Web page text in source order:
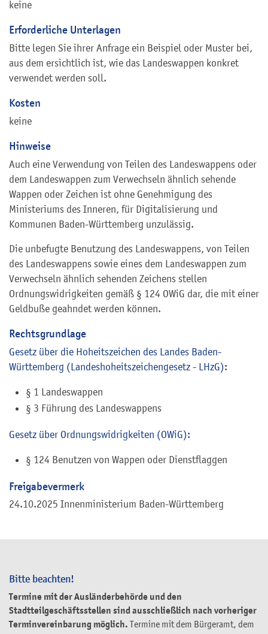
Bitte beachten!
Termine mit der Ausländerbehörde und den
Stadtteilgeschäftsstellen sind ausschließlich nach vorheriger
Terminvereinbarung möglich. Termine mit dem Bürgeramt, dem
keine
Erforderliche Unterlagen
Bitte legen Sie ihrer Anfrage ein Beispiel oder Muster bei,
aus dem ersichtlich ist, wie das Landeswappen konkret
verwendet werden soll.
Kosten
keine
Hinweise
Auch eine Verwendung von Teilen des Landeswappens oder
dem Landeswappen zum Verwechseln ähnlich sehende
Wappen oder Zeichen ist ohne Genehmigung des
Ministeriums des Inneren, für Digitalisierung und
Kommunen Baden-Württemberg unzulässig.
Die unbefugte Benutzung des Landeswappens, von Teilen
des Landeswappens sowie eines dem Landeswappen zum
Verwechseln ähnlich sehenden Zeichens stellen
Ordnungswidrigkeiten gemäß § 124 OWiG dar, die mit einer
Geldbuße geahndet werden können.
Rechtsgrundlage
Gesetz über die Hoheitszeichen des Landes Baden-
Württemberg (Landeshoheitszeichengesetz - LHzG):
§ 1 Landeswappen
§ 3 Führung des Landeswappens
Gesetz über Ordnungswidrigkeiten (OWiG):
§ 124 Benutzen von Wappen oder Dienstflaggen
Freigabevermerk
24.10.2025 Innenministerium Baden-Württemberg